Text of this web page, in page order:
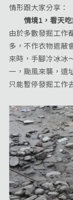
情形跟大家分享：
情境1，看天
由於多數發掘工作
多，不作衣物遮蔽
來時，手腳冷冰冰
一，颱風來襲，遺
只能暫停發掘工作